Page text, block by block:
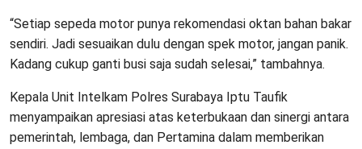
“Setiap sepeda motor punya rekomendasi oktan bahan bakar
sendiri. Jadi sesuaikan dulu dengan spek motor, jangan panik.
Kadang cukup ganti busi saja sudah selesai,” tambahnya.
Kepala Unit Intelkam Polres Surabaya Iptu Taufik
menyampaikan apresiasi atas keterbukaan dan sinergi antara
pemerintah, lembaga, dan Pertamina dalam memberikan